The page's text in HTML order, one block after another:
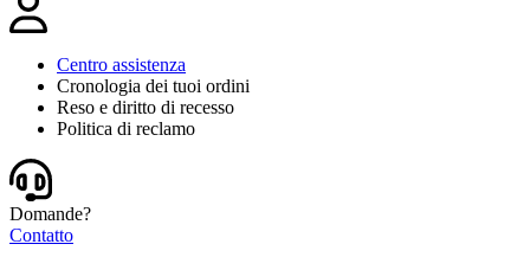
Centro assistenza
Cronologia dei tuoi ordini
Reso e diritto di recesso
Politica di reclamo
Domande?
Contatto